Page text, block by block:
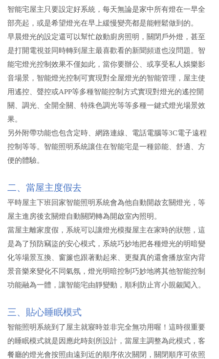
智能宅屋主只要設定好系統，每天無論是家中所有燈在一早全
部亮起，或是希望燈光在早上緩慢變亮都是能輕鬆做到的。
早晨燈光的設定還可以幫忙啟動廚房照明，關閉戶外燈，甚至
是打開電視並同時轉到屋主最喜歡看的新聞頻道也沒問題。智
能宅燈光控制效果不僅如此，當你要辦公、或享受私人娛樂影
音場景，智能燈光控制可實現對全屋燈光的智能管理，屋主使
用遙控、聲控或APP等多種智能控制方式實現對燈光的遙控開
關、調光、全開全關、特殊色調光等等多種一鍵式燈光場景效
果。
另外附帶功能也包含定時、網路連線、電話電腦等3C電子遠程
控制等等。智能照明系統讓住在智能宅是一種節能、舒適、方
便的體驗。
二、當屋主度假去
平時屋主下班回家智能照明系統會為他自動開啟玄關燈光，等
屋主進房後玄關燈自動關閉轉為開啟室內照明。
當屋主離家度假，系統可以讓燈光模擬屋主在家時的狀態，這
是為了預防竊盜的安心模式，系統巧妙地把各種燈光的明暗變
化等場景互換、窗簾也跟著動起來、更擬真的還會播放室內背
景音樂來變化不同氣氛，燈光明暗控制巧妙地將其他智能控制
功能融為一體，讓智能宅由靜變動，順利防止宵小覬覦闖入。
三、 貼心睡眠模式
智能照明系統到了屋主就寢時並非完全無功用喔！這時很重要
的睡眠模式就是因應此時刻所設計，當屋主調整為此模式，客
餐廳的燈光會按照由遠到近的順序依次關閉，關閉順序可依照